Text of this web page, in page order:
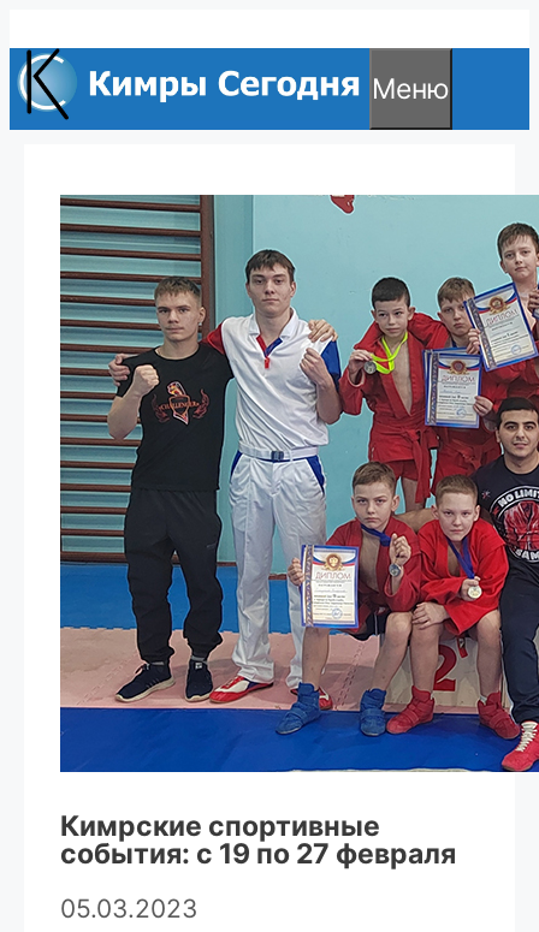
к
содержимому
Меню
Кимрские спортивные
события: с 19 по 27 февраля
05.03.2023